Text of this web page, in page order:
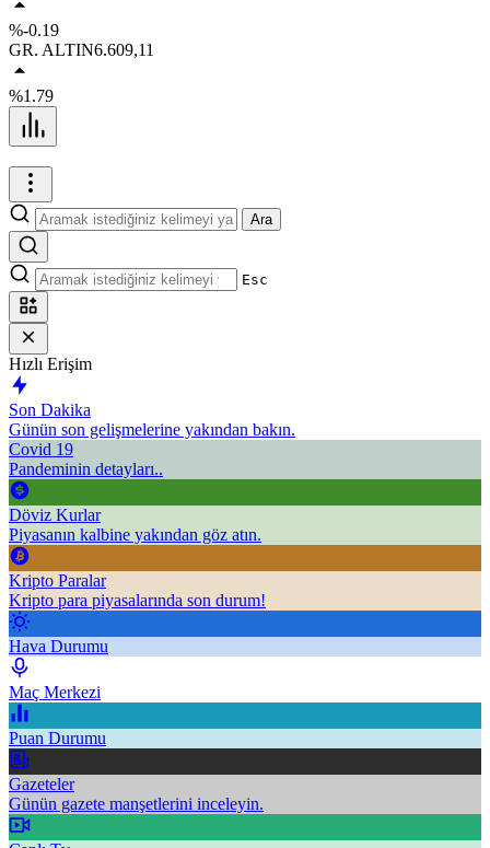
%-0.19
GR. ALTIN6.609,11
%1.79
Ara
Esc
Hızlı Erişim
Son Dakika
Günün son gelişmelerine yakından bakın.
Covid 19
Pandeminin detayları..
Döviz Kurlar
Piyasanın kalbine yakından göz atın.
Kripto Paralar
Kripto para piyasalarında son durum!
Hava Durumu
Maç Merkezi
Puan Durumu
Gazeteler
Günün gazete manşetlerini inceleyin.